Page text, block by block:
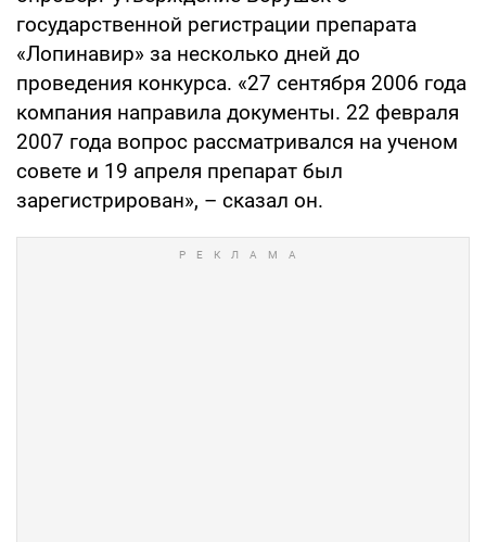
государственной регистрации препарата
«Лопинавир» за несколько дней до
проведения конкурса. «27 сентября 2006 года
компания направила документы. 22 февраля
2007 года вопрос рассматривался на ученом
совете и 19 апреля препарат был
зарегистрирован», – сказал он.